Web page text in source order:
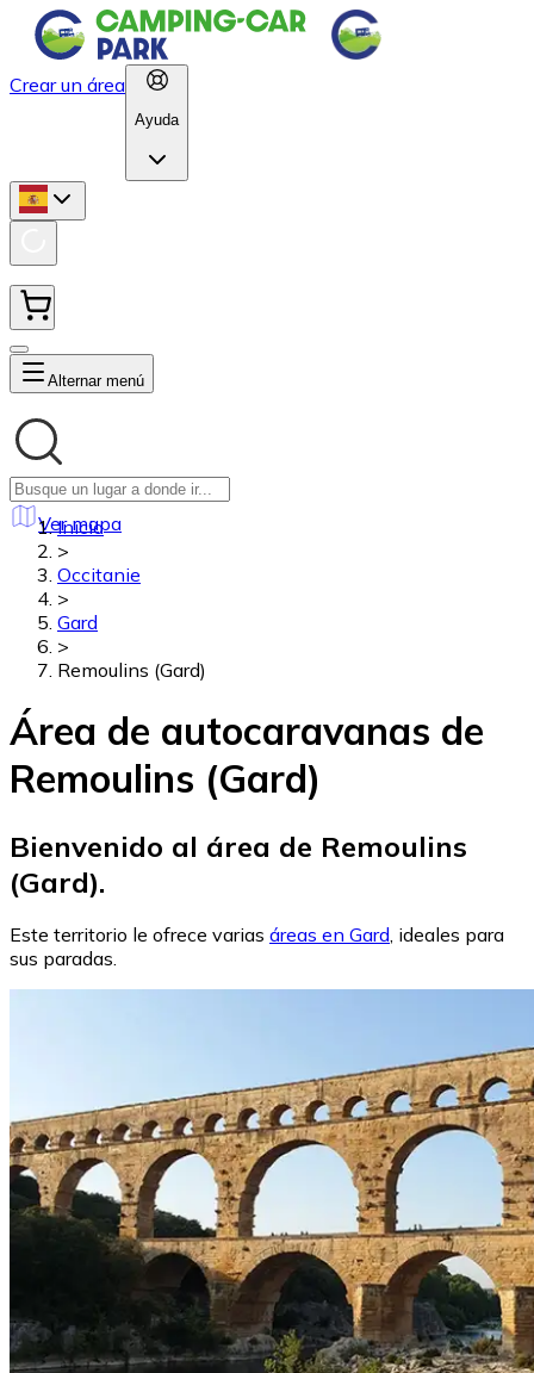
Crear un área
Ayuda
Alternar menú
Ver mapa
Inicio
>
Occitanie
>
Gard
>
Remoulins (Gard)
Área de autocaravanas de
Remoulins (Gard)
Bienvenido al área de Remoulins
(Gard).
Este territorio le ofrece varias áreas en Gard, ideales para
sus paradas.